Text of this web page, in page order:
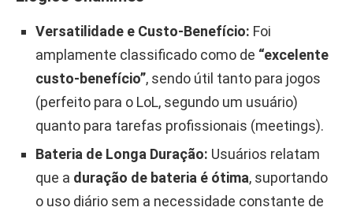
Versatilidade e Custo-Benefício: Foi
amplamente classificado como de “excelente
custo-benefício”, sendo útil tanto para jogos
(perfeito para o LoL, segundo um usuário)
quanto para tarefas profissionais (meetings).
Bateria de Longa Duração: Usuários relatam
que a duração de bateria é ótima, suportando
o uso diário sem a necessidade constante de